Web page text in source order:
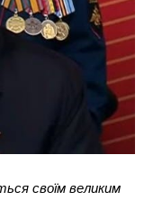
своїм великим